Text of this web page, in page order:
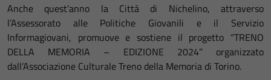
Anche quest’anno la Città di Nichelino, attraverso
l’Assessorato alle Politiche Giovanili e il Servizio
Informagiovani, promuove e sostiene il progetto “TRENO
DELLA MEMORIA – EDIZIONE 2024” organizzato
dall’Associazione Culturale Treno della Memoria di Torino.